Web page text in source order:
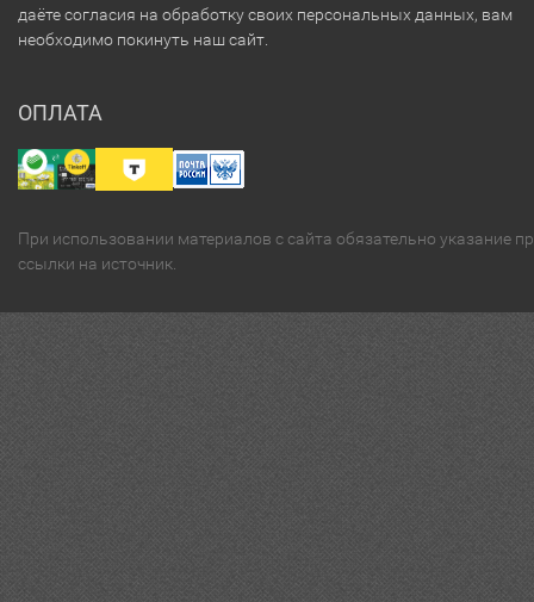
даёте согласия на обработку своих персональных данных, вам
необходимо покинуть наш сайт.
ОПЛАТА
При использовании материалов с сайта обязательно указание
ссылки на источник.